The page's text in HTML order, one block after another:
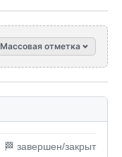
Массовая отметка
🏁 завершен/закрыт